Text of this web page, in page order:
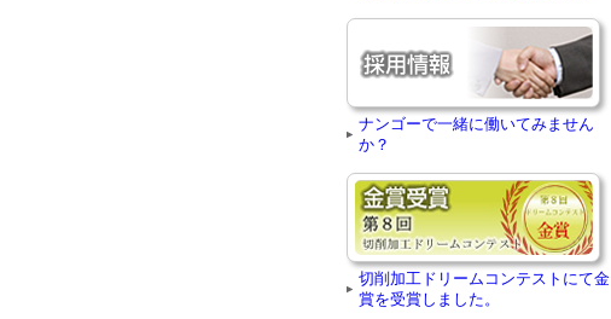
ナンゴーで一緒に働いてみません
か？
切削加工ドリームコンテストにて金
賞を受賞しました。